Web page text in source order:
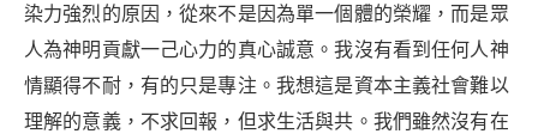
染力強烈的原因，從來不是因為單一個體的榮耀，而是眾
人為神明貢獻一己心力的真心誠意。我沒有看到任何人神
情顯得不耐，有的只是專注。我想這是資本主義社會難以
理解的意義，不求回報，但求生活與共。我們雖然沒有在